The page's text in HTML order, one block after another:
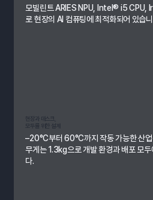
모빌린트 ARIES NPU, Intel® i5 CPU,
로 현장의 AI 컴퓨팅에 최적화되어 있습
현장과 데스크,
모두를 위한 설계​
–20°C부터 60°C까지 작동 가능한 산업
무게는 1.3kg으로 개발 환경과 배포 모두
다.​